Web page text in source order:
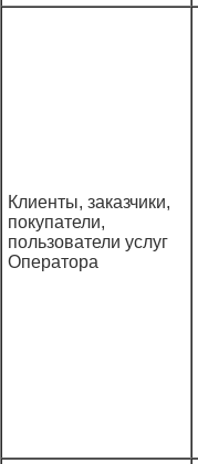
Клиенты, заказчики,
покупатели,
пользователи услуг
Оператора